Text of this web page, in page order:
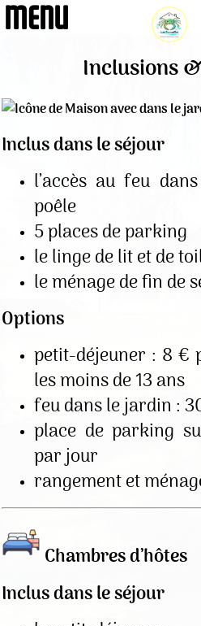
MENU
Inclusions
Inclus dans le séjour
l’accès au feu
poêle
5 places de parking
le linge de lit et de
le ménage de fin de
Options
petit-déjeuner : 8 €
les moins de 13 ans
feu dans le jardin :
place de parking
par jour
rangement et
Chambres d’hôtes
Inclus dans le séjour